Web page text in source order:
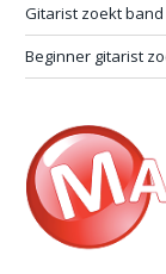
Gitarist zoekt
Beginner gitarist